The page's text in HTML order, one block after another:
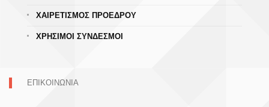
ΧΑΙΡΕΤΙΣΜΟΣ ΠΡΟΕΔΡΟΥ
ΧΡΗΣΙΜΟΙ ΣΥΝΔΕΣΜΟΙ
ΕΠΙΚΟΙΝΩΝΙΑ